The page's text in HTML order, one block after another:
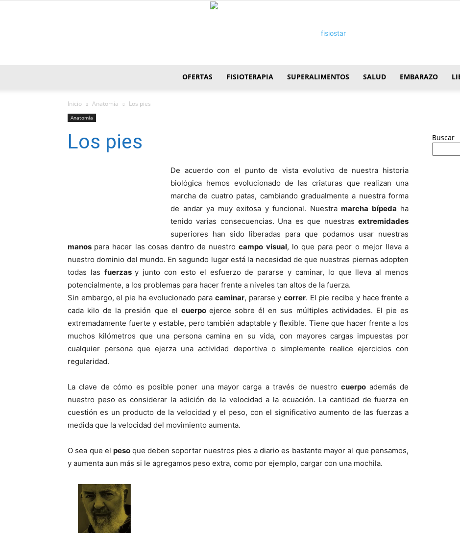
OFERTAS FISIOTERAPIA SUPERALIMENTOS SALUD EMBARAZO
Inicio Anatomí­a Los pies
Anatomí­a
Los pies
De acuerdo con el punto de vista evolutivo de nuestra historia
biológica hemos evolucionado de las criaturas que realizan una
marcha de cuatro patas, cambiando gradualmente a nuestra forma
de andar ya muy exitosa y funcional. Nuestra marcha bí­peda ha
tenido varias consecuencias. Una es que nuestras extremidades
superiores han sido liberadas para que podamos usar nuestras
manos para hacer las cosas dentro de nuestrocampo visual, lo que para peor o mejor lleva a
nuestro dominio del mundo. En segundo lugar está la necesidad de que nuestras piernas adopten
todas las fuerzasy junto con esto el esfuerzo de pararse y caminar, lo que lleva al menos
potencialmente, a los problemas para hacer frente a niveles tan altos de la fuerza.
Sin embargo, el pie ha evolucionado para caminar, pararse ycorrer. El pie recibe y hace frente a
cada kilo de la presión que el cuerpo ejerce sobre él en sus múltiples actividades. El pie es
extremadamente fuerte y estable, pero también adaptable y flexible. Tiene que hacer frente a los
muchos kilómetros que una persona camina en su vida, con mayores cargas impuestas por
cualquier persona que ejerza una actividad deportiva o simplemente realice ejercicios con
regularidad.
La clave de cómo es posible poner una mayor carga a través de nuestrocuerpo además de
nuestro peso es considerar la adición de la velocidad a la ecuación. La cantidad de fuerza en
cuestión es un producto de la velocidad y el peso, con el significativo aumento de las fuerzas a
medida que la velocidad del movimiento aumenta.
O sea que elpeso que deben soportar nuestros pies a diario es bastante mayor al que pensamos,
y aumenta aun más si le agregamos peso extra, como por ejemplo, cargar con una mochila.
Buscar